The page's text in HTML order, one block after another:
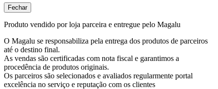
Fechar
Produto vendido por loja parceira e entregue pelo Magalu
O Magalu se responsabiliza pela entrega dos produtos de parceiros
até o destino final.
As vendas são certificadas com nota fiscal e garantimos a
procedência de produtos originais.
Os parceiros são selecionados e avaliados regularmente portal
excelência no serviço e reputação com os clientes